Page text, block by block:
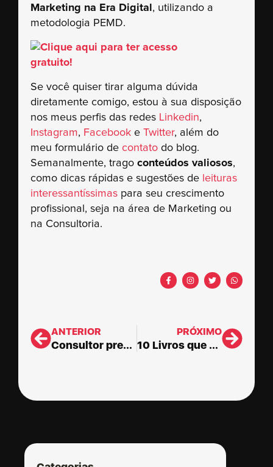
Marketing na Era Digital , utilizando a
metodologia PEMD.
Se você quiser tirar alguma dúvida
diretamente comigo, estou à sua disposição
nos meus perfis das redes Linkedin,
Instagram, Facebook e Twitter, além do
meu formulário de contato do blog.
Semanalmente, trago conteúdos valiosos,
como dicas rápidas e sugestões de leituras
interessantíssimas para seu crescimento
profissional, seja na área de Marketing ou
na Consultoria.
ANTERIOR
Consultor precisa de certificado?
PRÓXIMO
10 Livros que todo Consultor deveria ler